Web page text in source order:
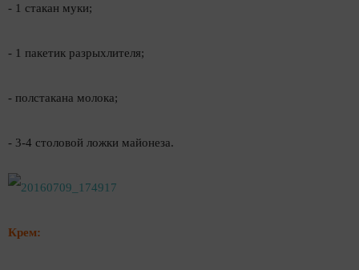
- 1 стакан муки;
- 1 пакетик разрыхлителя;
- полстакана молока;
- 3-4 столовой ложки майонеза.
Крем: